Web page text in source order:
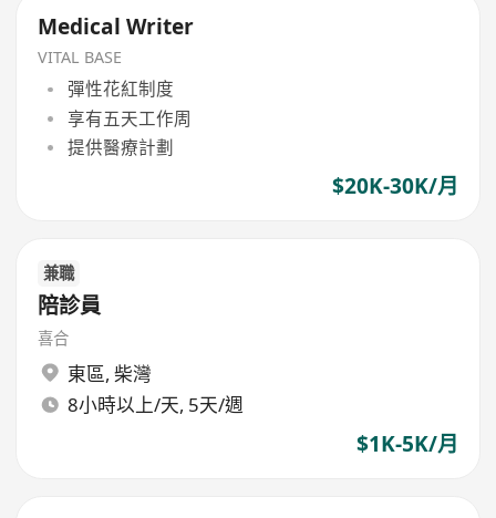
Medical Writer
VITAL BASE
彈性花紅制度
享有五天工作周
提供醫療計劃
$20K-30K/月
兼職
陪診員
喜合
東區, 柴灣
8小時以上/天, 5天/週
$1K-5K/月